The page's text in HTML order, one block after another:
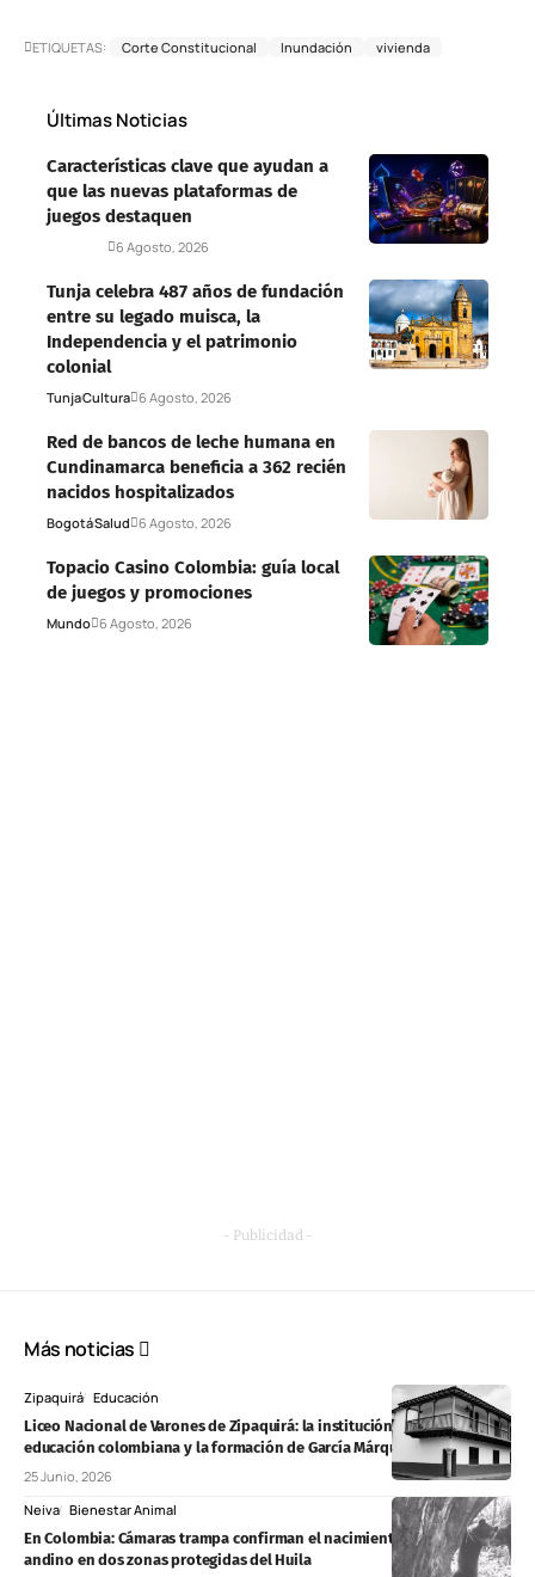
ETIQUETAS: Corte Constitucional Inundación vivienda
Últimas Noticias
Características clave que ayudan a
que las nuevas plataformas de
juegos destaquen
6 Agosto, 2026
Tunja celebra 487 años de fundación
entre su legado muisca, la
Independencia y el patrimonio
colonial
TunjaCultura 6 Agosto, 2026
Red de bancos de leche humana en
Cundinamarca beneficia a 362 recién
nacidos hospitalizados
BogotáSalud 6 Agosto, 2026
Topacio Casino Colombia: guía local
de juegos y promociones
Mundo 6 Agosto, 2026
- Publicidad -
Más noticias
Zipaquirá Educación
Liceo Nacional de Varones de Zipaquirá: la institución que marcó la
educación colombiana y la formación de García Márquez
25 Junio, 2026
Neiva Bienestar Animal
En Colombia: Cámaras trampa confirman el nacimiento de crías de oso
andino en dos zonas protegidas del Huila